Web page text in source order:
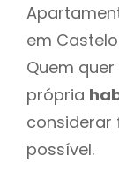
em
Quem
própria
considerar
possível.